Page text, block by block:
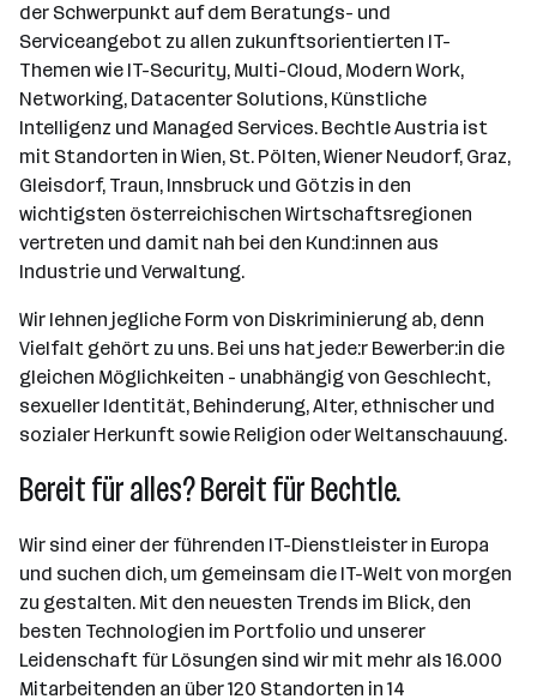
der Schwerpunkt auf dem Beratungs- und
Serviceangebot zu allen zukunftsorientierten IT-
Themen wie IT-Security, Multi-Cloud, Modern Work,
Networking, Datacenter Solutions, Künstliche
Intelligenz und Managed Services. Bechtle Austria ist
mit Standorten in Wien, St. Pölten, Wiener Neudorf, Graz,
Gleisdorf, Traun, Innsbruck und Götzis in den
wichtigsten österreichischen Wirtschaftsregionen
vertreten und damit nah bei den Kund:innen aus
Industrie und Verwaltung.
Wir lehnen jegliche Form von Diskriminierung ab, denn
Vielfalt gehört zu uns. Bei uns hat jede:r Bewerber:in die
gleichen Möglichkeiten - unabhängig von Geschlecht,
sexueller Identität, Behinderung, Alter, ethnischer und
sozialer Herkunft sowie Religion oder Weltanschauung.
Bereit für alles? Bereit für Bechtle.
Wir sind einer der führenden IT-Dienstleister in Europa
und suchen dich, um gemeinsam die IT-Welt von morgen
zu gestalten. Mit den neuesten Trends im Blick, den
besten Technologien im Portfolio und unserer
Leidenschaft für Lösungen sind wir mit mehr als 16.000
Mitarbeitenden an über 120 Standorten in 14